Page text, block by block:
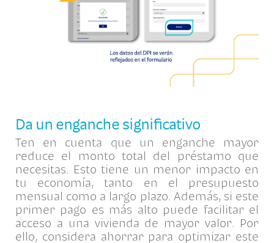
Da un enganche significativo
Ten en cuenta que un enganche mayor
reduce el monto total del préstamo que
necesitas. Esto tiene un menor impacto en
tu economía, tanto en el presupuesto
mensual como a largo plazo. Además, si este
primer pago es más alto puede facilitar el
acceso a una vivienda de mayor valor. Por
ello, considera ahorrar para optimizar este